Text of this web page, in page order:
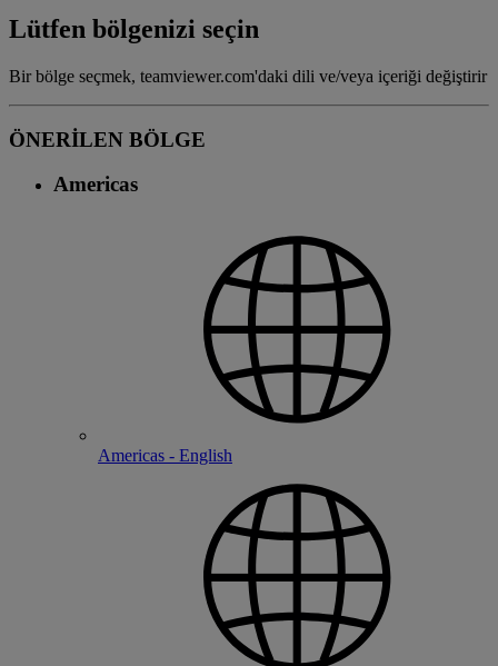
Lütfen bölgenizi seçin
Bir bölge seçmek, teamviewer.com'daki dili ve/veya içeriği değiştirir
ÖNERİLEN BÖLGE
Americas
Americas - English